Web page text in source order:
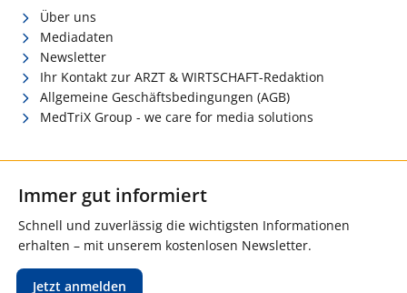
Über uns
Mediadaten
Newsletter
Ihr Kontakt zur ARZT & WIRTSCHAFT-Redaktion
Allgemeine Geschäftsbedingungen (AGB)
MedTriX Group - we care for media solutions
Immer gut informiert
Schnell und zuverlässig die wichtigsten Informationen
erhalten – mit unserem kostenlosen Newsletter.
Jetzt anmelden